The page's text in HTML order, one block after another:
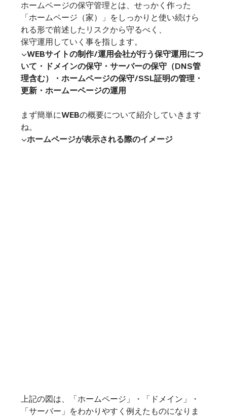
ホームページの保守管理とは、せっかく作った
「ホームページ（家）」をしっかりと使い続けら
れる形で前述したリスクから守るべく、
保守運用していく事を指します。
▼WEBサイトの制作/運用会社が行う保守運用につ
いて ・ドメインの保守・サーバーの保守（DNS管
理含む）・ホームページの保守/SSL証明の管理・
更新・ホームーページの運用
まず簡単にWEBの概要について紹介していきます
ね。
▼ホームページが表示される際のイメージ
上記の図は、「ホームページ」・「ドメイン」・
「サーバー」をわかりやすく例えたものになりま